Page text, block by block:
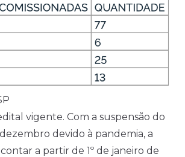
vigente. Com a suspensão do
devido à pandemia, a
a partir de 1º de janeiro de